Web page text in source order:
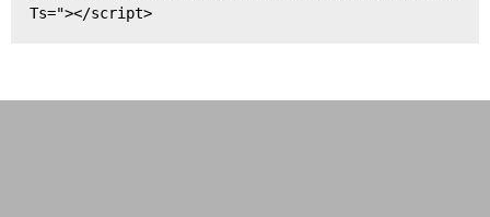
Ts="></script>